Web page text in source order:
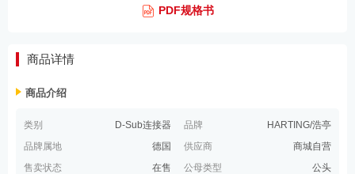
PDF规格书
商品详情
商品介绍
类别 D-Sub连接器 品牌
HARTING/浩亭
品牌属地
德国 供应商
商城自营
售卖状态
在售 公母类型
公头